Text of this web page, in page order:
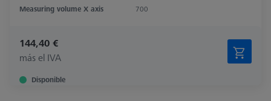
Measuring volume X axis
700
144,40 €
más el IVA
Disponible